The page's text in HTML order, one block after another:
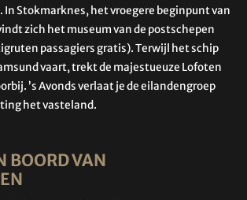
Stokmarknes, het vroegere beginpunt van
zich het museum van de postschepen
passagiers gratis). Terwijl het schip
vaart, trekt de majestueuze Lofoten
’s Avonds verlaat je de eilandengroep
het vasteland.
BOORD VAN